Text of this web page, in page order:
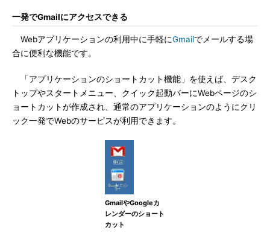
一発でGmailにアクセスできる
Webアプリケーションの利用中に手軽にGmailでメールする場
合に便利な機能です。
「アプリケーションのショートカット機能」を使えば、デスク
トップやスタートメニュー、クイック起動バーにWebページのシ
ョートカットが作成され、通常のアプリケーションのようにクリ
ック一発でWebのサービスが利用できます。
GmailやGoogleカ
レンダーのショート
カット